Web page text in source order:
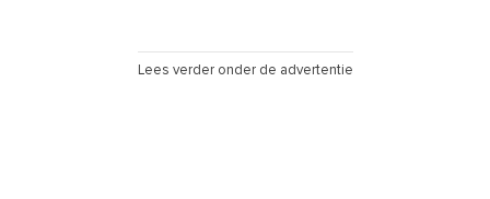
Lees verder onder de advertentie